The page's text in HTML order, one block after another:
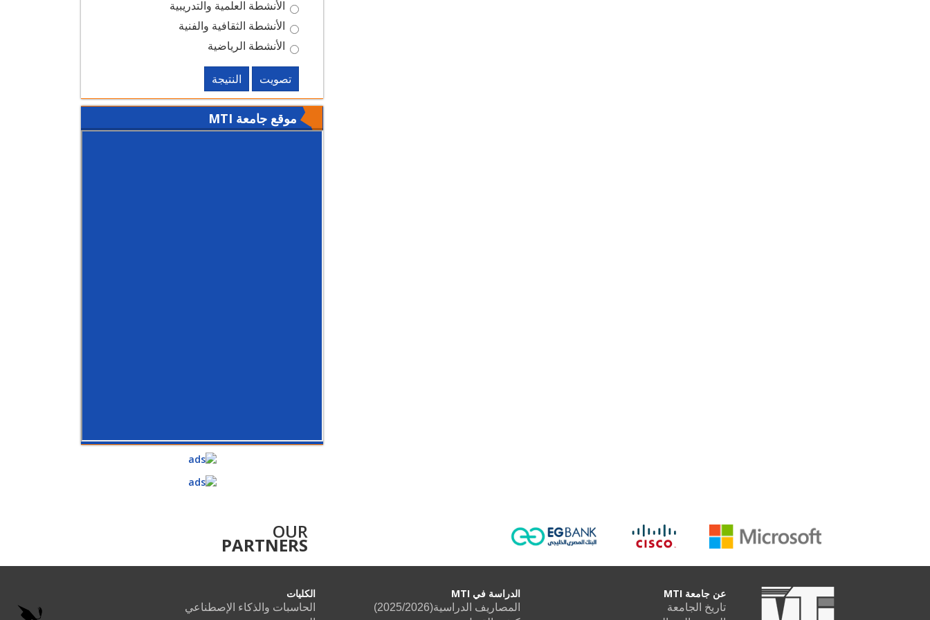
الأنشطة العلمية والتدريبية
الأنشطة الثقافية والفنية
الأنشطة الرياضية
تصويت النتيجة
موقع جامعة MTI
OUR
PARTNERS
عن جامعة MTI
تاريخ الجامعة
الدراسة في MTI
المصاريف الدراسية(2025/2026)
الكليات
الحاسبات والذكاء الإصطناعي